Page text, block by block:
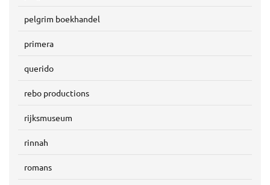
pelgrim boekhandel
primera
querido
rebo productions
rijksmuseum
rinnah
romans